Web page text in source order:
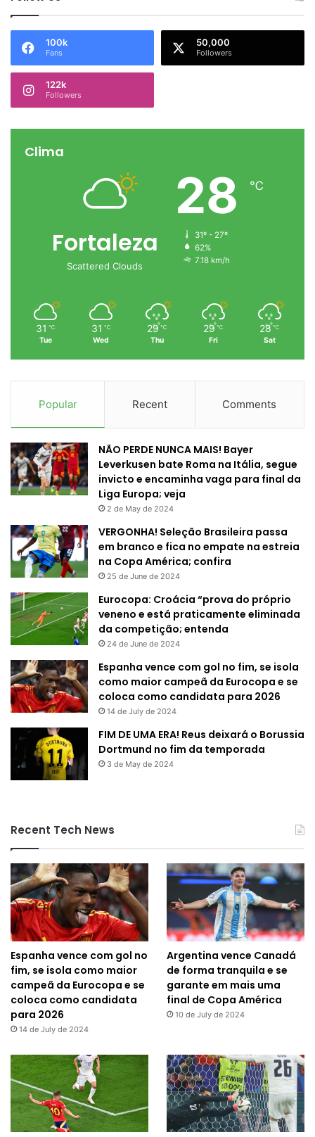
100k
Fans
50,000
Followers
122k
Followers
Clima
Fortaleza
Scattered Clouds
28 ℃
31º - 27º
62%
7.18 km/h
31 ℃
Tue
31 ℃
Wed
29 ℃
Thu
29 ℃
Fri
28 ℃
Sat
Popular Recent Comments
NÃO PERDE NUNCA MAIS! Bayer
Leverkusen bate Roma na Itália, segue
invicto e encaminha vaga para final da
Liga Europa; veja
2 de May de 2024
VERGONHA! Seleção Brasileira passa
em branco e fica no empate na estreia
na Copa América; confira
25 de June de 2024
Eurocopa: Croácia “prova do próprio
veneno e está praticamente eliminada
da competição; entenda
24 de June de 2024
Espanha vence com gol no fim, se isola
como maior campeã da Eurocopa e se
coloca como candidata para 2026
14 de July de 2024
FIM DE UMA ERA! Reus deixará o Borussia
Dortmund no fim da temporada
3 de May de 2024
Recent Tech News
Espanha vence com gol no
fim, se isola como maior
campeã da Eurocopa e se
coloca como candidata
para 2026
14 de July de 2024
Argentina vence Canadá
de forma tranquila e se
garante em mais uma
final de Copa América
10 de July de 2024